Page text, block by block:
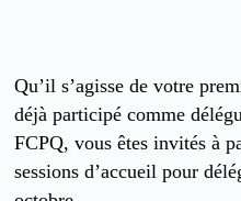
Qu’il s’agisse de votre
déjà participé comme
FCPQ, vous êtes invités à
sessions d’accueil pour